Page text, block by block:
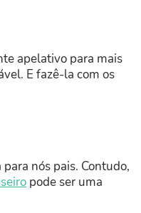
apelativo para mais
E fazê-la com os
nós pais. Contudo,
pode ser uma